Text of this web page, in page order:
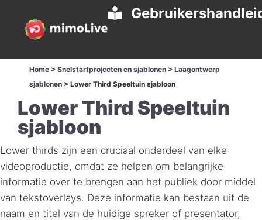
Home > Snelstartprojecten en sjablonen > Laagontwerp
sjablonen > Lower Third Speeltuin sjabloon
Lower Third Speeltuin
sjabloon
Lower thirds zijn een cruciaal onderdeel van elke
videoproductie, omdat ze helpen om belangrijke
informatie over te brengen aan het publiek door middel
van tekstoverlays. Deze informatie kan bestaan uit de
naam en titel van de huidige spreker of presentator,